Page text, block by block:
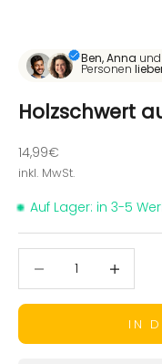
Ben, Anna und
Personen
Holzschwert
Angebot
14,99€
inkl. MwSt.
• Auf Lager: in 3-5
IN